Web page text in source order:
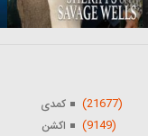
(21677) کمدی
(9149) اکشن